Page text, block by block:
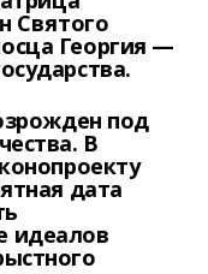
Святого
Георгия —
под
В
дата
идеалов